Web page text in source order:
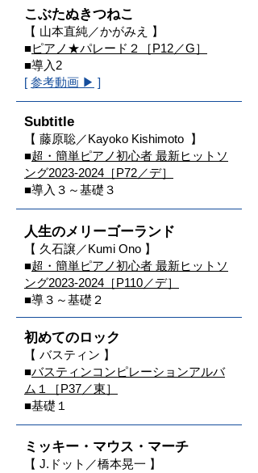
こぶたぬきつねこ
【 山本直純／かがみえ 】
■ピアノ★パレード２
［P12／G］
■導入 2
​[ 参考動画 ▶ ]
Subtitle
【 藤原聡／Kayoko Kishimoto 】
■超・簡単ピアノ初心者 最新ヒットソ
ング2023-2024 ［P72／デ］
■導入３～基礎３
人生のメリーゴーランド
【 久石譲／Kumi Ono 】
■超・簡単ピアノ初心者 最新ヒットソ
ング2023-2024［P110／デ］
■導３～基礎２
初めてのロック
【 バスティン 】
■バスティンコンピレーションアルバ
ム１
［P37／東］
■基礎１
ミッキー・マウス・マーチ
【 J.ドット ／橋本晃一 】